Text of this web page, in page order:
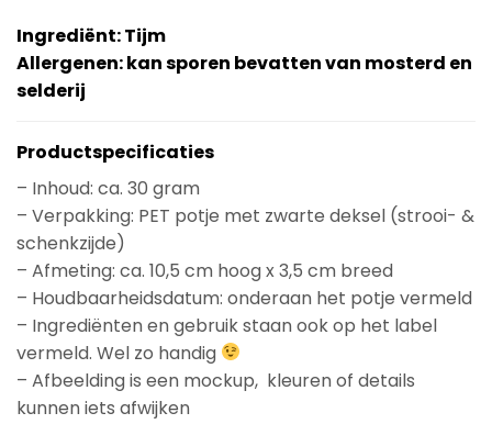
Ingrediënt:Tijm
Allergenen: kan sporen bevatten van mosterd en
selderij
Productspecificaties
– Inhoud: ca. 30 gram
– Verpakking: PET potje met zwarte deksel (strooi- &
schenkzijde)
– Afmeting: ca. 10,5 cm hoog x 3,5 cm breed
– Houdbaarheidsdatum: onderaan het potje vermeld
– Ingrediënten en gebruik staan ook op het label
vermeld. Wel zo handig
– Afbeelding is een mockup, kleuren of details
kunnen iets afwijken